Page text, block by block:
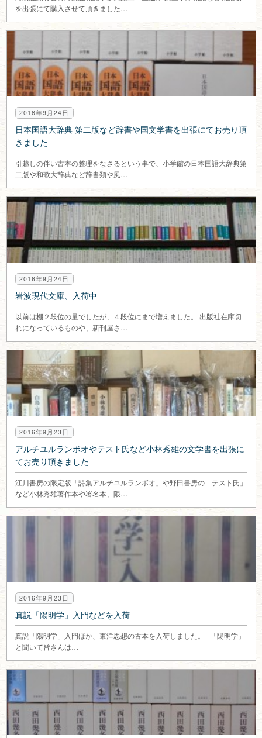
を出張にて購入させて頂きました…
2016年9月24日
日本国語大辞典 第二版など辞書や国文学書を出張にてお売り頂
きました
引越しの伴い古本の整理をなさるという事で、小学館の日本国語大辞典第
二版や和歌大辞典など辞書類や風…
2016年9月24日
岩波現代文庫、入荷中
以前は棚２段位の量でしたが、４段位にまで増えました。 出版社在庫切
れになっているものや、新刊屋さ…
2016年9月23日
アルチユルランボオやテスト氏など小林秀雄の文学書を出張に
てお売り頂きました
江川書房の限定版「詩集アルチユルランボオ」や野田書房の「テスト氏」
など小林秀雄著作本や署名本、限…
2016年9月23日
真説「陽明学」入門などを入荷
真説「陽明学」入門ほか、東洋思想の古本を入荷しました。 「陽明学」
と聞いて皆さんは…